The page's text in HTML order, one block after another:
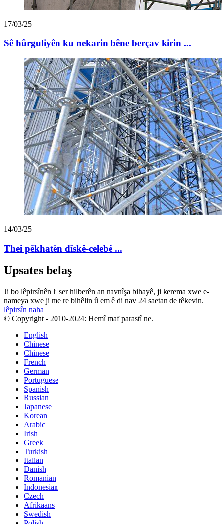
17/03/25
Sê hûrguliyên ku nekarin bêne berçav kirin ...
14/03/25
Thei pêkhatên dîskê-celebê ...
Upsates belaş
Ji bo lêpirsînên li ser hilberên an navnîşa bihayê, ji kerema xwe e-
nameya xwe ji me re bihêlin û em ê di nav 24 saetan de têkevin.
lêpirsîn naha
© Copyright - 2010-2024: Hemî maf parastî ne.
English
Chinese
Chinese
French
German
Portuguese
Spanish
Russian
Japanese
Korean
Arabic
Irish
Greek
Turkish
Italian
Danish
Romanian
Indonesian
Czech
Afrikaans
Swedish